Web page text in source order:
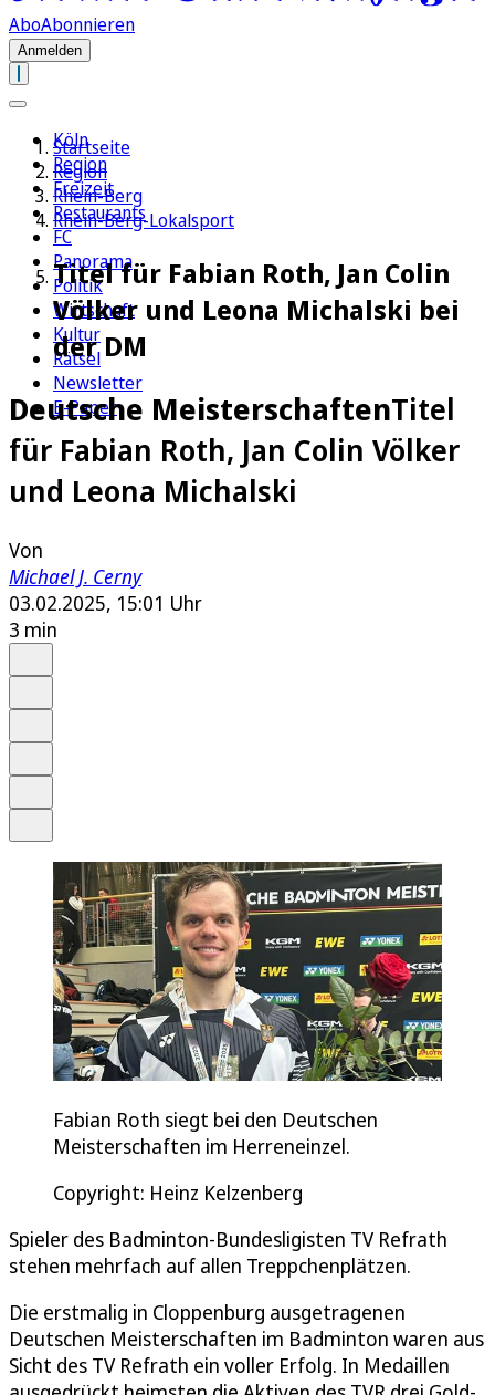
AboAbonnieren
Anmelden
Köln
Region
Freizeit
Restaurants
FC
Panorama
Politik
Wirtschaft
Kultur
Rätsel
Newsletter
E-Paper
Startseite
Region
Rhein-Berg
Rhein-Berg-Lokalsport
Titel für Fabian Roth, Jan Colin
Völker und Leona Michalski bei
der DM
Deutsche MeisterschaftenTitel
für Fabian Roth, Jan Colin Völker
und Leona Michalski
Von
Michael J. Cerny
03.02.2025, 15:01 Uhr
3 min
Fabian Roth siegt bei den Deutschen
Meisterschaften im Herreneinzel.
Copyright: Heinz Kelzenberg
Spieler des Badminton-Bundesligisten TV Refrath
stehen mehrfach auf allen Treppchenplätzen.
Die erstmalig in Cloppenburg ausgetragenen
Deutschen Meisterschaften im Badminton waren aus
Sicht des TV Refrath ein voller Erfolg. In Medaillen